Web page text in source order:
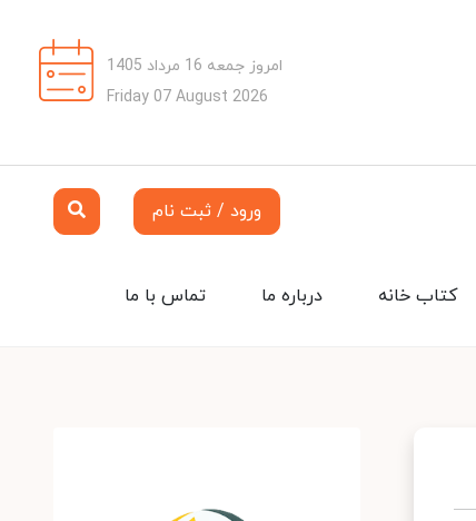
امروز جمعه 16 مرداد 1405
Friday 07 August 2026
ورود / ثبت نام
تماس با ما درباره ما کتاب خانه